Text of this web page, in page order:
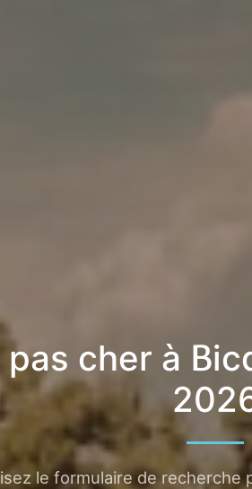
pas cher à
le formulaire de recherche